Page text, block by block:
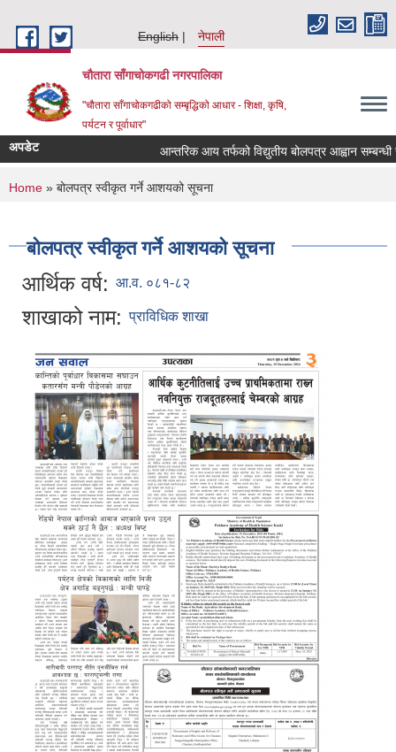
English
नेपाली
चौतारा साँगाचोकगढी नगरपालिका
"चौतारा साँगाचोकगढीको सम्बृद्धिको आधार - शिक्षा, कृषि,
पर्यटन र पूर्वाधार"
अपडेट आन्तरिक आय तर्फको विद्युतीय बोलपत्र आह्वान सम्बन्धी
You are here
Home » बोलपत्र स्वीकृत गर्ने आशयको सूचना
बोलपत्र स्वीकृत गर्ने आशयको सूचना
आर्थिक वर्ष: आ.व. ०८१-८२
शाखाको नाम: प्राविधिक शाखा